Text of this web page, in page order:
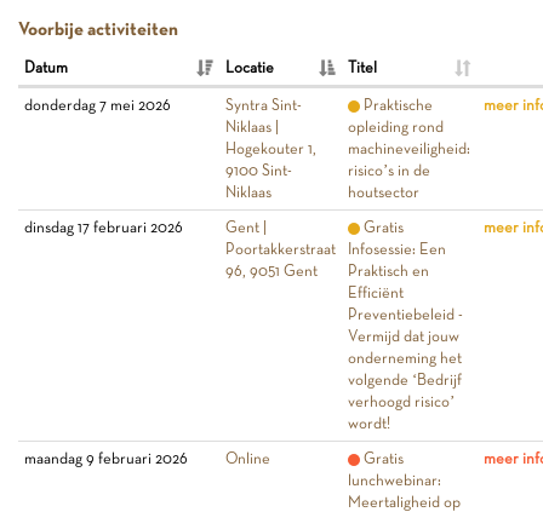
Voorbije activiteiten
Datum Locatie Titel
donderdag 7 mei 2026
Syntra Sint-
Niklaas |
Hogekouter 1,
9100 Sint-
Niklaas
Praktische
opleiding rond
machineveiligheid:
risico’s in de
houtsector
meer
dinsdag 17 februari 2026
Gent |
Poortakkerstraat
96, 9051 Gent
Gratis
Infosessie: Een
Praktisch en
Efficiënt
Preventiebeleid -
Vermijd dat jouw
onderneming het
volgende ‘Bedrijf
verhoogd risico’
wordt!
meer
maandag 9 februari 2026 Online
Gratis
lunchwebinar:
Meertaligheid op
meer